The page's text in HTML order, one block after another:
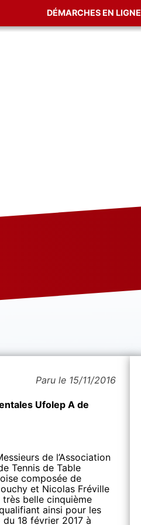
DÉMARCHES EN LIGNE
Paru le 15/11/2016
Ufolep A de
de l’Association
Tennis de Table
composée de
et Nicolas Fréville
très belle cinquième
ainsi pour les
du 18 février 2017 à